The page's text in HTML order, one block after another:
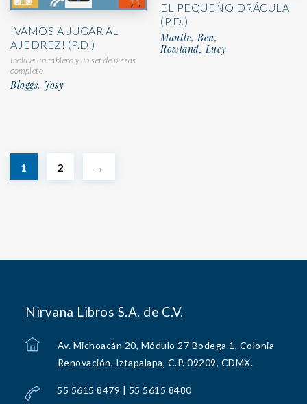
¡VAMOS A JUGAR AL
AJEDREZ! (P.D.)
Incluye un tablero y un set de piezas
completo
Bloggs, Josy
EL PEQUEÑO DRÁCULA
(P.D.)
Mantle, Ben,
Rowland, Lucy
1 2 →
Nirvana Libros S.A. de C.V.
Av. Michoacán 20, Módulo 27 Bodega 1, Colonia
Renovación, Iztapalapa, C.P. 09209, CDMX.
55 5615 8479 | 55 5615 8480